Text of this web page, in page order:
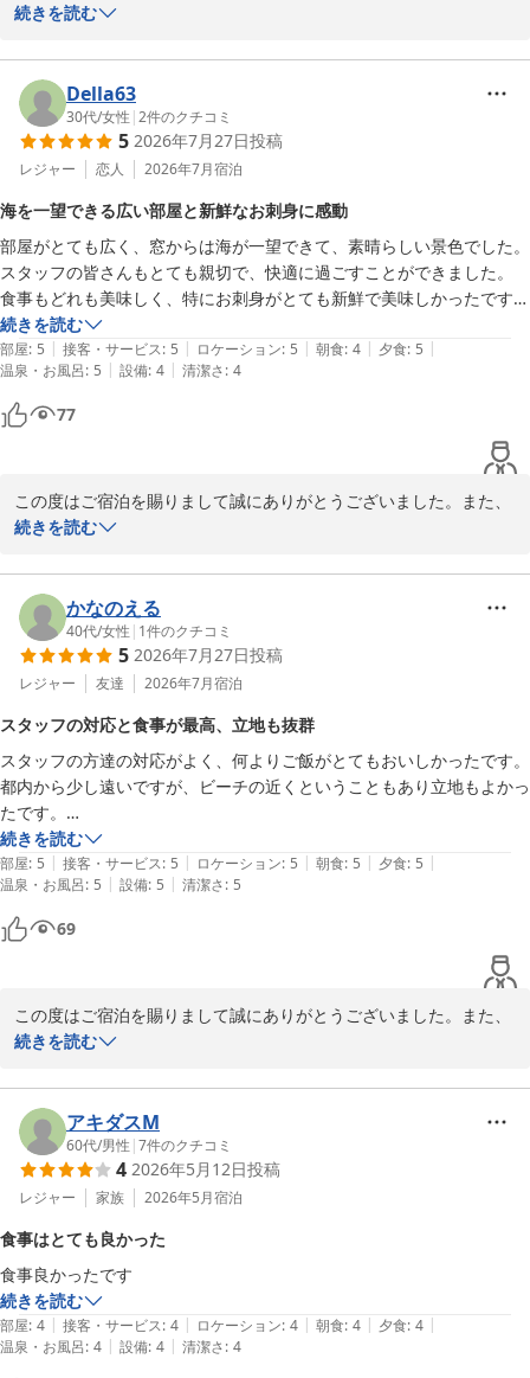
お部屋にご満足いただけました事嬉しい限りでございます。
51平方メートルと広く椰子の木に囲まれた館山湾の景色もリゾート
感満載で晴れた日には夕日と富士山がすごく綺麗に見える絶好のロ
ケーションと自負しております。
機会がございましたら又お越しくださいませ。またお会いできるの
を楽しみにしております。
たてやま鏡ヶ浦温泉 館山シーサイドホテル
2026-07-20
続きを読む
Della63
30代/女性 |2件のクチコミ
5 2026年7月27日投稿
レジャー 恋人 2026年7月宿泊
海を一望できる広い部屋と新鮮なお刺身に感動
部屋がとても広く、窓からは海が一望できて、素晴らしい景色でした。
スタッフの皆さんもとても親切で、快適に過ごすことができました。
食事もどれも美味しく、特にお刺身がとても新鮮で美味しかったです。
素敵な時間を過ごすことができました。またぜひ泊まりたいです！
続きを読む
部屋: 5 | 接客・サービス: 5 | ロケーション: 5 | 朝食: 4 | 夕食: 5 |
温泉・お風呂: 5 | 設備: 4 | 清潔さ: 4
77
この度はご宿泊を賜りまして誠にありがとうございました。また、
スタッフの接客、お食事にご満足いただけました事嬉しい限りでご
そして『またぜひ泊まりたいです！』とのお言葉ありがとうござい
ます。
機会がございましたら又お越しくださいませ。またお会いできるの
を楽しみにしております。
たてやま鏡ヶ浦温泉 館山シーサイドホテル
2026-07-28
続きを読む
かなのえる
40代/女性 | 1件のクチコミ
5 2026年7月27日投稿
レジャー 友達 2026年7月宿泊
スタッフの対応と食事が最高、立地も抜群
スタッフの方達の対応がよく、何よりご飯がとてもおいしかったです。
都内から少し遠いですが、ビーチの近くということもあり立地もよかっ
たです。
また是非行きたいと思います。
続きを読む
部屋: 5 | 接客・サービス: 5 | ロケーション: 5 | 朝食: 5 | 夕食: 5 |
温泉・お風呂: 5 | 設備: 5 | 清潔さ: 5
69
この度はご宿泊を賜りまして誠にありがとうございました。また、
スタッフの接客、お食事にご満足いただけました事嬉しい限りでご
そして『また是非行きたいと思います。』とのお言葉ありがとうご
ざいます。
機会がございましたら又お越しくださいませ。またお会いできるの
を楽しみにしております。
たてやま鏡ヶ浦温泉 館山シーサイドホテル
2026-07-28
続きを読む
アキダスM
60代/男性 |7件のクチコミ
4 2026年5月12日投稿
レジャー 家族 2026年5月宿泊
食事はとても良かった
食事良かったです
続きを読む
部屋: 4 | 接客・サービス: 4 | ロケーション: 4 | 朝食: 4 | 夕食: 4 |
温泉・お風呂: 4 | 設備: 4 | 清潔さ: 4